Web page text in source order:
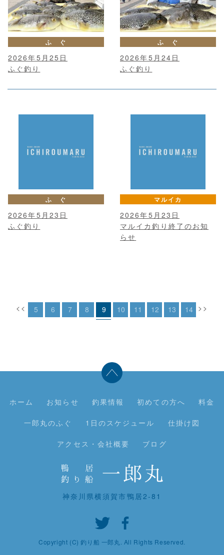
ふ ぐ
2026年5月25日
ふぐ釣り
ふ ぐ
2026年5月24日
ふぐ釣り
ふ ぐ
2026年5月23日
ふぐ釣り
マルイカ
2026年5月23日
マルイカ釣り終了のお知
らせ
<< 5 6 7 8 9 10 11 12 13 14 >>
ホーム お知らせ 釣果情報 初めての方へ 料金
一郎丸のふぐ 1日のスケジュール 仕掛け図
アクセス・会社概要 ブログ
神奈川県横須賀市鴨居2-81
Copyright (C) 釣り船 一郎丸. All Rights Reserved.